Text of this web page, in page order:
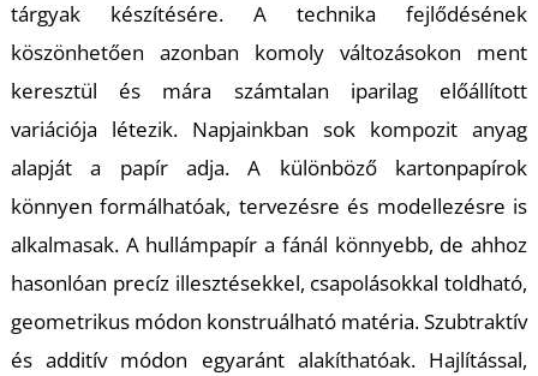
tárgyak készítésére. A technika fejlődésének
köszönhetően azonban komoly változásokon ment
keresztül és mára számtalan iparilag előállított
variációja létezik. Napjainkban sok kompozit anyag
alapját a papír adja. A különböző kartonpapírok
könnyen formálhatóak, tervezésre és modellezésre is
alkalmasak. A hullámpapír a fánál könnyebb, de ahhoz
hasonlóan precíz illesztésekkel, csapolásokkal toldható,
geometrikus módon konstruálható matéria. Szubtraktív
és additív módon egyaránt alakíthatóak. Hajlítással,